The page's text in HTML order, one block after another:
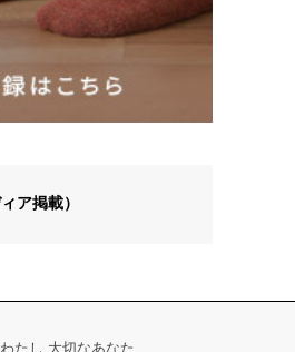
ア掲載）
たし 大切なあなた